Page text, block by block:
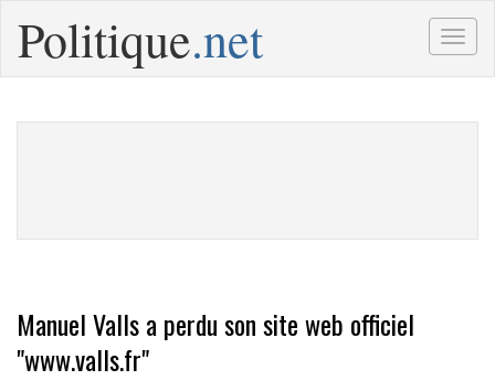
Politique.net
Manuel Valls a perdu son site web officiel
"www.valls.fr"